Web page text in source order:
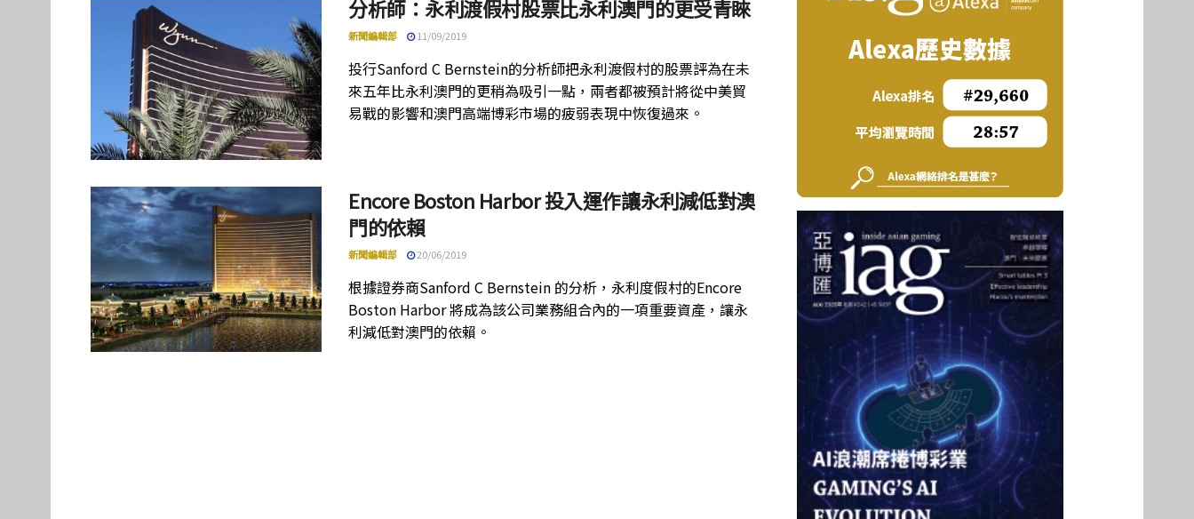
分析師：永利渡假村股票比永利澳門的更受青睞
新聞編輯部 11/09/2019
投行Sanford C Bernstein的分析師把永利渡假村的股票評為在未
來五年比永利澳門的更稍為吸引一點，兩者都被預計將從中美貿
易戰的影響和澳門高端博彩市場的疲弱表現中恢復過來。
Encore Boston Harbor 投入運作讓永利減低對澳
門的依賴
新聞編輯部 20/06/2019
根據證券商Sanford C Bernstein 的分析，永利度假村的Encore
Boston Harbor 將成為該公司業務組合內的一項重要資產，讓永
利減低對澳門的依賴。